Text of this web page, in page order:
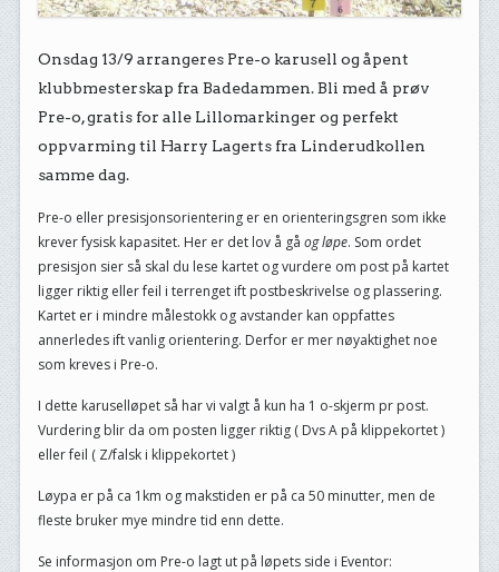
Onsdag 13/9 arrangeres Pre-o karusell og åpent
klubbmesterskap fra Badedammen. Bli med å prøv
Pre-o, gratis for alle Lillomarkinger og perfekt
oppvarming til Harry Lagerts fra Linderudkollen
samme dag.
Pre-o eller presisjonsorientering er en orienteringsgren som ikke
krever fysisk kapasitet. Her er det lov å gå og løpe. Som ordet
presisjon sier så skal du lese kartet og vurdere om post på kartet
ligger riktig eller feil i terrenget ift postbeskrivelse og plassering.
Kartet er i mindre målestokk og avstander kan oppfattes
annerledes ift vanlig orientering. Derfor er mer nøyaktighet noe
som kreves i Pre-o.
I dette karuselløpet så har vi valgt å kun ha 1 o-skjerm pr post.
Vurdering blir da om posten ligger riktig ( Dvs A på klippekortet )
eller feil ( Z/falsk i klippekortet )
Løypa er på ca 1km og makstiden er på ca 50 minutter, men de
fleste bruker mye mindre tid enn dette.
Se informasjon om Pre-o lagt ut på løpets side i Eventor: